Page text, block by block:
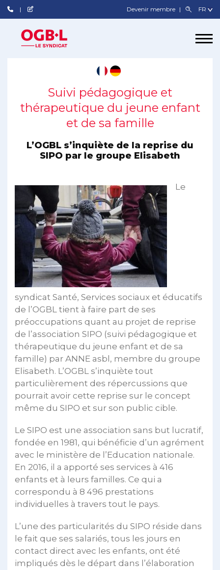
Devenir membre
Suivi pédagogique et
thérapeutique du jeune enfant
et de sa famille
L’OGBL s’inquiète de la reprise du
SIPO par le groupe Elisabeth
Le
syndicat Santé, Services sociaux et éducatifs
de l’OGBL tient à faire part de ses
préoccupations quant au projet de reprise
de l’association SIPO (suivi pédagogique et
thérapeutique du jeune enfant et de sa
famille) par ANNE asbl, membre du groupe
Elisabeth. L’OGBL s’inquiète tout
particulièrement des répercussions que
pourrait avoir cette reprise sur le concept
même du SIPO et sur son public cible.
Le SIPO est une association sans but lucratif,
fondée en 1981, qui bénéficie d’un agrément
avec le ministère de l’Education nationale.
En 2016, il a apporté ses services à 416
enfants et à leurs familles. Ce qui a
correspondu à 8 496 prestations
individuelles à travers tout le pays.
L’une des particularités du SIPO réside dans
le fait que ses salariés, tous les jours en
contact direct avec les enfants, ont été
impliqués dès le départ dans l’élaboration